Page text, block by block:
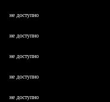
не доступно
не доступно
не доступно
не доступно
не доступно